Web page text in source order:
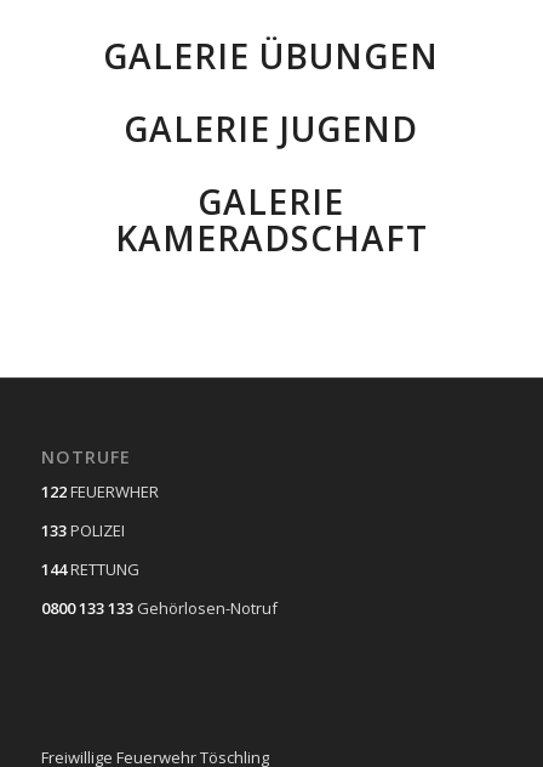
GALERIE ÜBUNGEN
GALERIE JUGEND
GALERIE
KAMERADSCHAFT
NOTRUFE
122FEUERWHER
133POLIZEI
144RETTUNG
0800 133 133 Gehörlosen-Notruf
Freiwillige Feuerwehr Töschling